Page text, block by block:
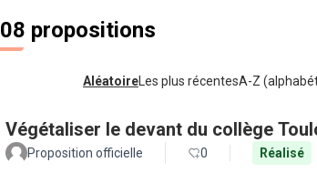
propositions
Aléatoire Les plus récentesA-Z
Végétaliser le devant du collège
Proposition officielle 0 Réalisé